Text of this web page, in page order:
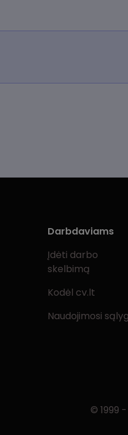
Darbdaviams
Įdėti darbo
skelbimą
Kodėl cv.lt
Naudojimosi
© 1999